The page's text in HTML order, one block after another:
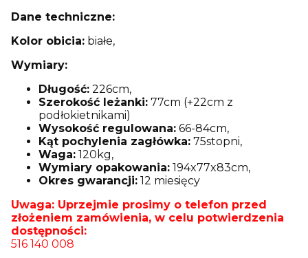
Dane techniczne:
Kolor obicia: białe,
Wymiary:
Długość: 226cm,
Szerokość leżanki: 77cm (+22cm z
podłokietnikami)
Wysokość regulowana: 66-84cm,
Kąt pochylenia zagłówka: 75stopni,
Waga: 120kg,
Wymiary opakowania: 194x77x83cm,
Okres gwarancji: 12 miesięcy
Uwaga: Uprzejmie prosimy o telefon przed
złożeniem zamówienia, w celu potwierdzenia
dostępności:
516 140 008